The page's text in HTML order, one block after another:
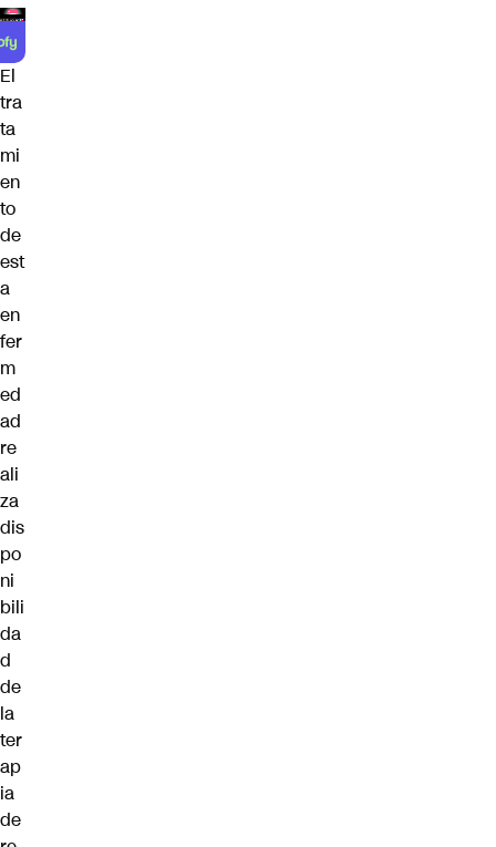
El
tra
ta
mi
en
to
de
est
a
en
fer
m
ed
ad
re
ali
za
dis
po
ni
bili
da
d
de
la
ter
ap
ia
de